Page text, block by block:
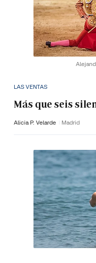
LAS VENTAS
Más que seis
Alicia P. Velarde Madrid